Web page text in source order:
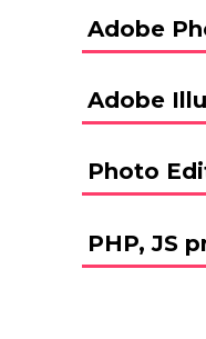
Adobe
Adobe
Photo
PHP, JS